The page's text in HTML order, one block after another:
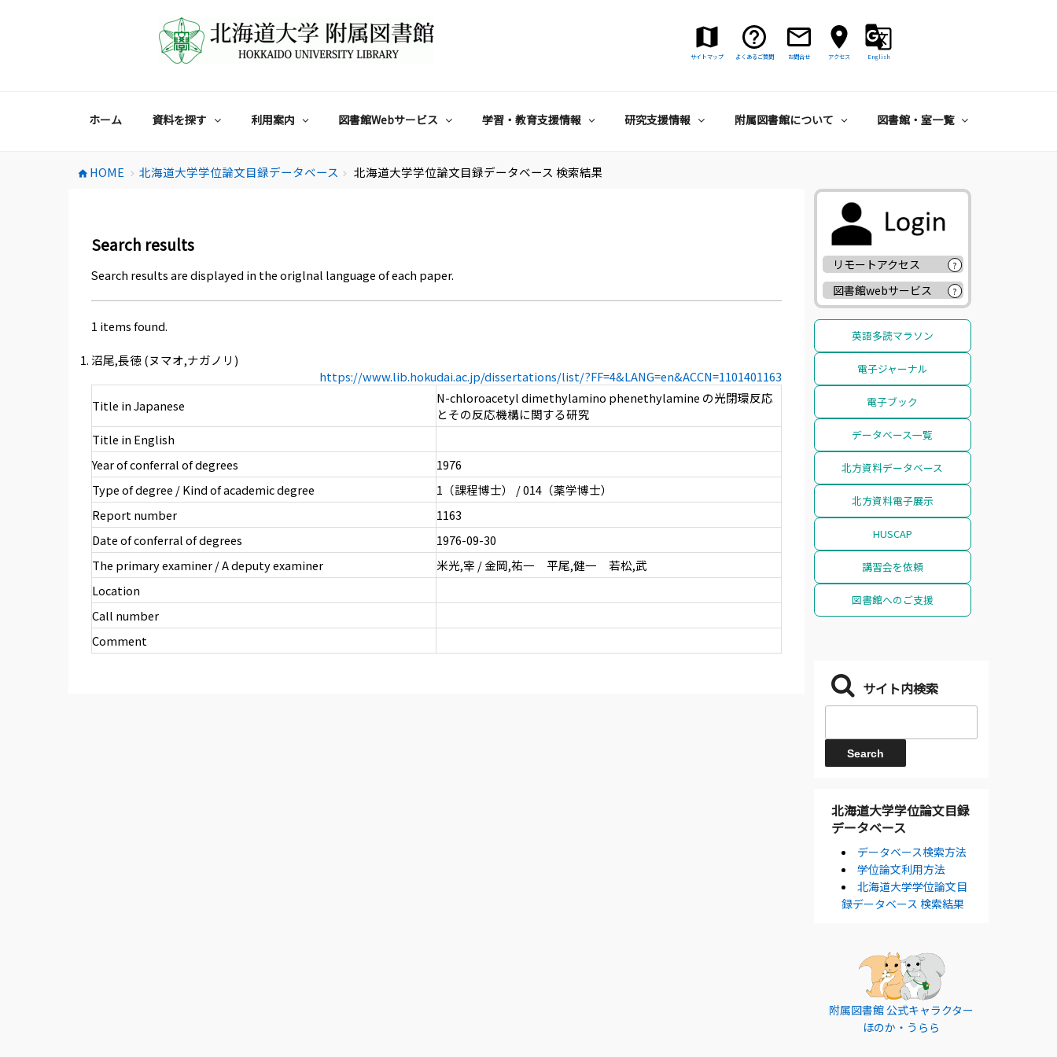
サイトマップ よくあるご質問 お問合せ アクセス English
ホーム 資料を探す 利用案内 図書館Webサービス 学習・教育支援情報 研究支援情報 附属図書館について 図書館・室一覧
home HOME chevron_right 北海道大学学位論文目録データベース chevron_right 北海道大学学位論文目録データベース 検索結果
Search results
Search results are displayed in the origlnal language of each paper.
1 items found.
沼尾,長徳 (ヌマオ,ナガノリ)
https://www.lib.hokudai.ac.jp/dissertations/list/?FF=4&LANG=en&ACCN=1101401163
Title in Japanese
N-chloroacetyl dimethylamino phenethylamine の光閉環反応
とその反応機構に関する研究
Title in English
Year of conferral of degrees
1976
Type of degree / Kind of academic degree
1（課程博士） / 014（薬学博士）
Report number
1163
Date of conferral of degrees
1976-09-30
The primary examiner / A deputy examiner
米光,宰 / 金岡,祐一 平尾,健一 若松,武
Location
Call number
Comment
リモートアクセス ?
図書館webサービス ?
英語多読マラソン
電子ジャーナル
電子ブック
データベース一覧
北方資料データベース
北方資料電子展示
HUSCAP
講習会を依頼
図書館へのご支援
サイト内検索
北海道大学学位論文目録
データベース
データベース検索方法
学位論文利用方法
北海道大学学位論文目
録データベース 検索結果
附属図書館 公式キャラクター
ほのか・うらら